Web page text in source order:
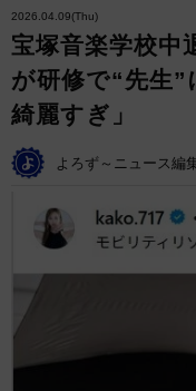
2026.04.09(Thu)
宝塚音楽学校中
が研修で“先生
綺麗すぎ」
よろず～ニュース編